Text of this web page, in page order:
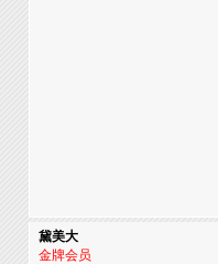
黛美大
金牌会员